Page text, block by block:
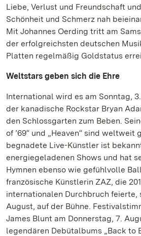
Liebe, Verlust und Freundschaft
Schönheit und Schmerz nah
Mit Johannes Oerding tritt am
der erfolgreichsten deutschen
Platten regelmäßig Goldstatus
Weltstars geben sich die Ehre
International wird es am Sonntag,
der kanadische Rockstar Bryan
den Schlossgarten zum Beben.
of ’69“ und „Heaven“ sind weltweit
begnadete Live-Künstler ist
energiegeladenen Shows und hat
Hymnen ebenso wie gefühlvolle
französische Künstlerin ZAZ, die
internationalen Durchbruch feierte,
August, auf der Bühne.
James Blunt am Donnerstag, 7.
legendären Debütalbums „Back to